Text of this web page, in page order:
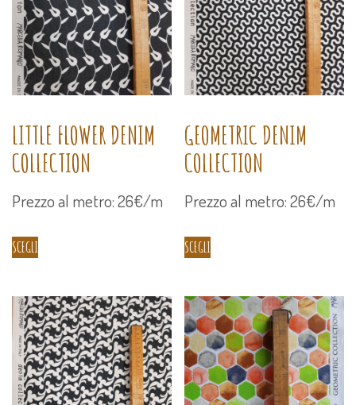
LITTLE FLOWER DENIM
COLLECTION
Prezzo al metro: 26€/m
SCEGLI
GEOMETRIC DENIM
COLLECTION
Prezzo al metro: 26€/m
SCEGLI